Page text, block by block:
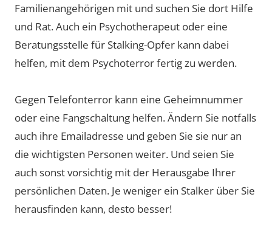
Familienangehörigen mit und suchen Sie dort Hilfe
und Rat. Auch ein Psychotherapeut oder eine
Beratungsstelle für Stalking-Opfer kann dabei
helfen, mit dem Psychoterror fertig zu werden.
Gegen Telefonterror kann eine Geheimnummer
oder eine Fangschaltung helfen. Ändern Sie notfalls
auch ihre Emailadresse und geben Sie sie nur an
die wichtigsten Personen weiter. Und seien Sie
auch sonst vorsichtig mit der Herausgabe Ihrer
persönlichen Daten. Je weniger ein Stalker über Sie
herausfinden kann, desto besser!